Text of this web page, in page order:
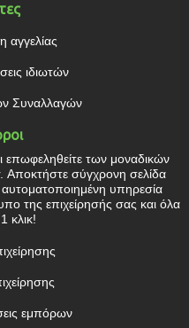
αγγελίας
ιδιωτών
Συναλλαγών
επωφεληθείτε των μοναδικών
σύγχρονη σελίδα
υπηρεσία
της επιχείρησής σας και όλα
κλικ!
εμπόρων